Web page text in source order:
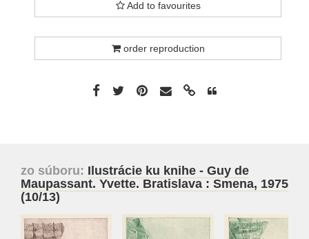
Add to favourites
order reproduction
zo súboru: Ilustrácie ku knihe - Guy de
Maupassant. Yvette. Bratislava : Smena, 1975
(10/13)